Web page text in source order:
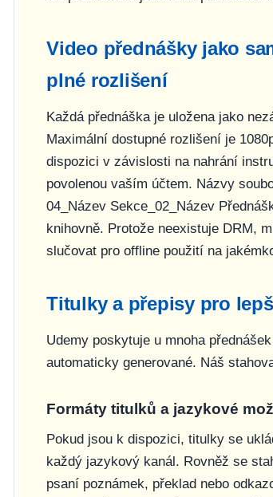
Video přednášky jako
plné rozlišení
Každá přednáška je uložena jako
Maximální dostupné rozlišení je
dispozici v závislosti na nahrání
povolenou vaším účtem. Názvy
04_Název Sekce_02_Název
knihovně. Protože neexistuje DRM,
slučovat pro offline použití na
Titulky a přepisy pro
Udemy poskytuje u mnoha
automaticky generované. Náš
Formáty titulků a jazykové
Pokud jsou k dispozici, titulky se
každý jazykový kanál. Rovněž se
psaní poznámek, překlad nebo